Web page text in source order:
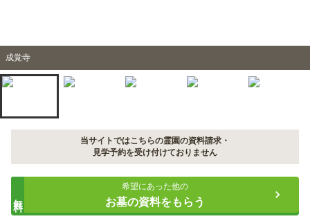
成覚寺
当サイトではこちらの霊園の資料請求・
見学予約を受け付けておりません
希望にあった他の
お墓の資料をもらう